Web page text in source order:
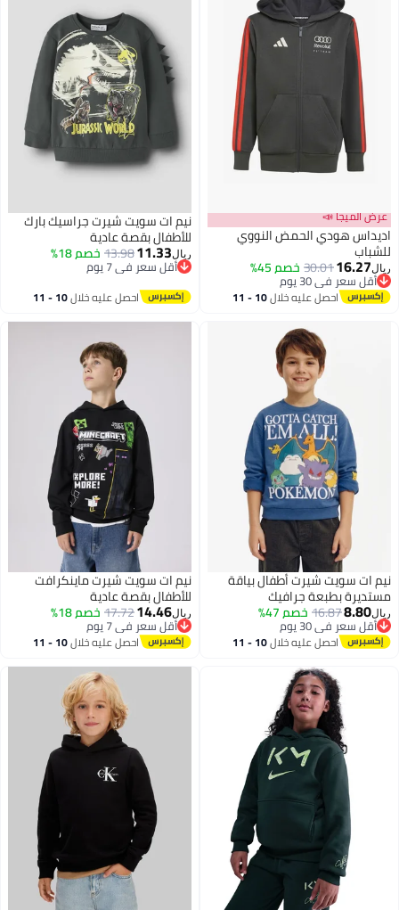
عرض الميجا 📣
اديداس هودي الحمض النووي
للشباب
ريال16.27
30.01خصم 45%
أقل سعر في 30 يوم
أقل سعر في 30 يوماحصل عليه خلال 10 - 11
نيم ات سويت شيرت جراسيك بارك
للأطفال بقصة عادية
ريال11.33
13.98خصم 18%
أقل سعر في 7 يوم
أقل سعر في 7 يوم
احصل عليه خلال 10 - 11
نيم ات سويت شيرت أطفال بياقة
مستديرة بطبعة جرافيك
ريال8.80
16.87خصم 47%
أقل سعر في 30 يوم
أقل سعر في 30 يوماحصل عليه خلال 10 - 11
نيم ات سويت شيرت ماينكرافت
للأطفال بقصة عادية
ريال14.46
17.72خصم 18%
أقل سعر في 7 يوم
أقل سعر في 7 يوماحصل عليه خلال 10 - 11